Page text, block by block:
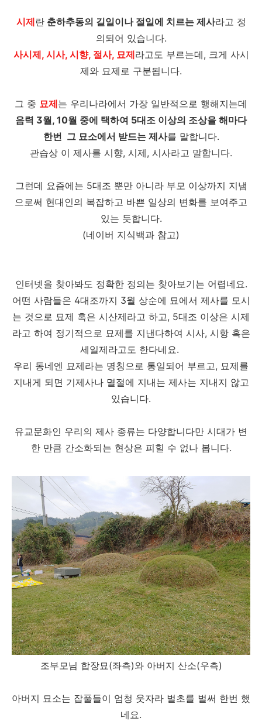
시제 란춘하추동의 길일이나 절일에 치르는 제사라고 정
의되어 있습니다.
사시제, 시사, 시향, 절사, 묘제라고도 부르는데, 크게 사시
제와 묘제로 구분됩니다.
그 중 묘제는 우리나라에서 가장 일반적으로 행해지는데
음력 3월, 10월 중에 택하여 5대조 이상의 조상을 해마다
한번 그 묘소에서 받드는 제사를 말합니다.
관습상 이 제사를 시향, 시제, 시사라고 말합니다.
그런데 요즘에는 5대조 뿐만 아니라 부모 이상까지 지냄
으로써 현대인의 복잡하고 바쁜 일상의 변화를 보여주고
있는 듯합니다.
(네이버 지식백과 참고)
인터넷을 찾아봐도 정확한 정의는 찾아보기는 어렵네요.
어떤 사람들은 4대조까지 3월 상순에 묘에서 제사를 모시
는 것으로 묘제 혹은 시산제라고 하고, 5대조 이상은 시제
라고 하여 정기적으로 묘제를 지낸다하여 시사, 시항 혹은
세일제라고도 한다네요.
우리 동네엔 묘제라는 명칭으로 통일되어 부르고, 묘제를
지내게 되면 기제사나 멸절에 지내는 제사는 지내지 않고
있습니다.
유교문화인 우리의 제사 종류는 다양합니다만 시대가 변
한 만큼 간소화되는 현상은 피힐 수 없나 봅니다.
조부모님 합장묘(좌측)와 아버지 산소(우측)
아버지 묘소는 잡풀들이 엄청 웃자라 벌초를 벌써 한번 했
네요.